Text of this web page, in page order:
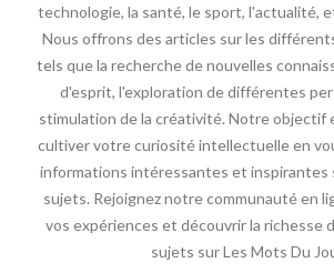
technologie, la santé, le sport, l'actualité,
Nous offrons des articles sur les
tels que la recherche de nouvelles
d'esprit, l'exploration de différentes
stimulation de la créativité. Notre objectif
cultiver votre curiosité intellectuelle en
informations intéressantes et inspirantes
sujets. Rejoignez notre communauté en
vos expériences et découvrir la richesse
sujets sur Les Mots Du